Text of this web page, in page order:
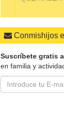
Conmishijos
Suscríbete gratis
en familia y